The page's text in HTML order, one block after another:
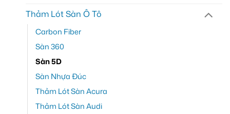
Thảm Lót Sàn Ô Tô
Carbon Fiber
Sàn 360
Sàn 5D
Sàn Nhựa Đúc
Thảm Lót Sàn Acura
Thảm Lót Sàn Audi